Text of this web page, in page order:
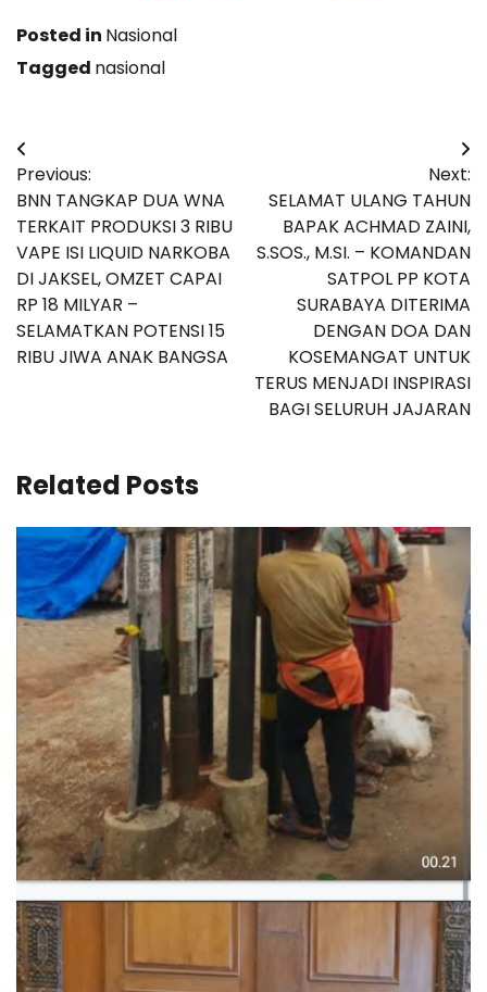
Posted in Nasional
Tagged nasional
Navigasi
pos
Previous:
BNN TANGKAP DUA WNA
TERKAIT PRODUKSI 3 RIBU
VAPE ISI LIQUID NARKOBA
DI JAKSEL, OMZET CAPAI
RP 18 MILYAR –
SELAMATKAN POTENSI 15
RIBU JIWA ANAK BANGSA
Next:
SELAMAT ULANG TAHUN
BAPAK ACHMAD ZAINI,
S.SOS., M.SI. – KOMANDAN
SATPOL PP KOTA
SURABAYA DITERIMA
DENGAN DOA DAN
KOSEMANGAT UNTUK
TERUS MENJADI INSPIRASI
BAGI SELURUH JAJARAN
Related Posts